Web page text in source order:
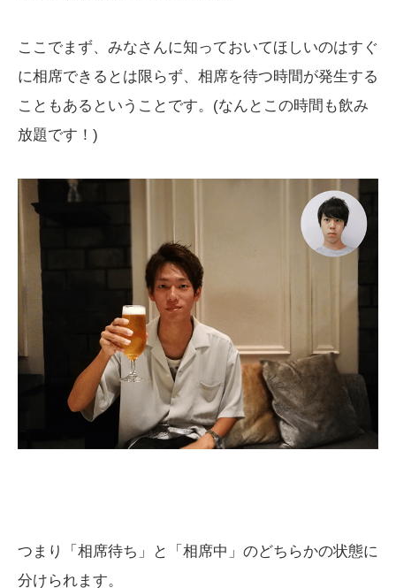
ここでまず、みなさんに知っておいてほしいのはすぐ
に相席できるとは限らず、相席を待つ時間が発生する
こともあるということです。(なんとこの時間も飲み
放題です！)
つまり「相席待ち」と「相席中」のどちらかの状態に
分けられます。